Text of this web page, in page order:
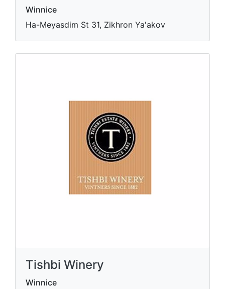
Winnice
Ha-Meyasdim St 31, Zikhron Ya'akov
Tishbi Winery
Winnice